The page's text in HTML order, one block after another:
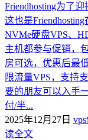
Friendhosting为了
这也是
NVMe硬盘VPS、
主机都参与促销，
房可选，优惠后最
限流量VPS，支持
要的朋友可以入手
付/半...
2025年12月27日
读全文